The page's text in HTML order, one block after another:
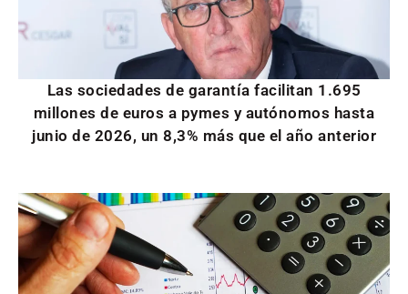
Las sociedades de garantía facilitan 1.695
millones de euros a pymes y autónomos hasta
junio de 2026, un 8,3% más que el año anterior